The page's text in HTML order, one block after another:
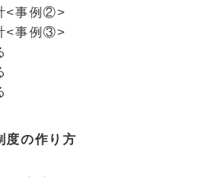
<事例②>
<事例③>
の作り方